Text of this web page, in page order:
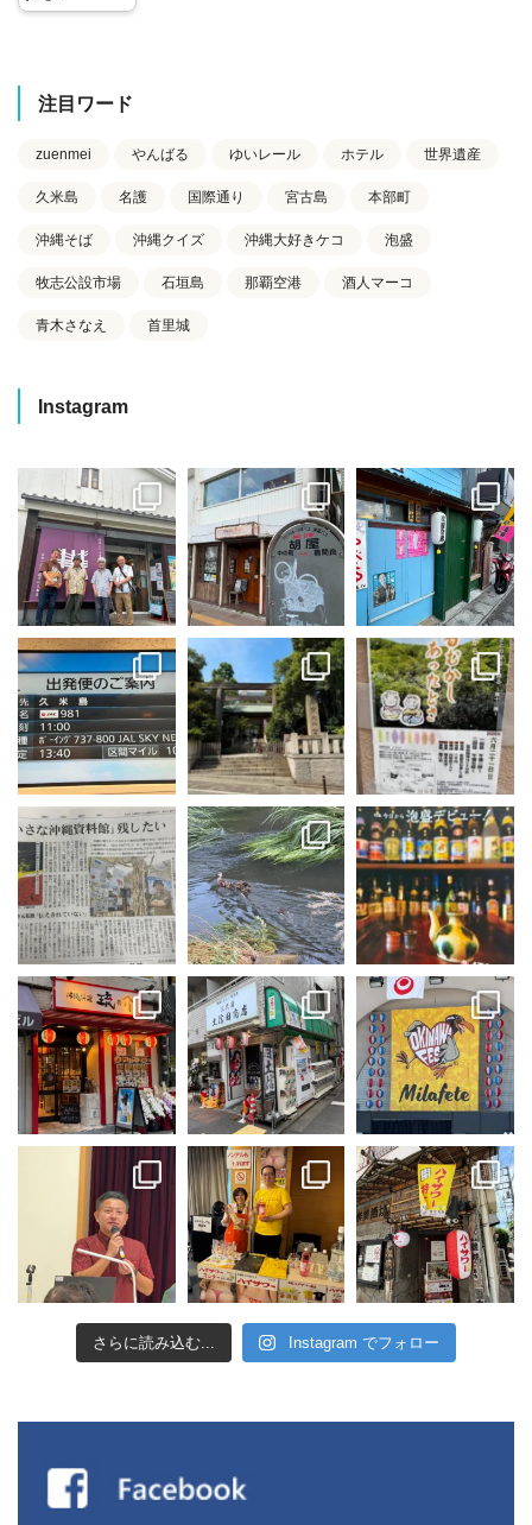
注目ワード
zuenmei やんばる ゆいレール ホテル 世界遺産
久米島 名護 国際通り 宮古島 本部町
沖縄そば 沖縄クイズ 沖縄大好きケコ 泡盛
牧志公設市場 石垣島 那覇空港 酒人マーコ
青木さなえ 首里城
Instagram
さらに読み込む... Instagram でフォロー